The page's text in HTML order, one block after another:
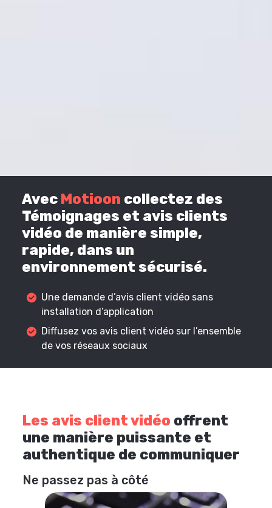
Avec Motioon collectez des
Témoignages et avis clients
vidéo de manière simple,
rapide, dans un
environnement sécurisé.
Une demande d’avis client vidéo sans
installation d’application
Diffusez vos avis client vidéo sur l’ensemble
de vos réseaux sociaux
Les avis client vidéo offrent
une manière puissante et
authentique de communiquer
Ne passez pas à côté